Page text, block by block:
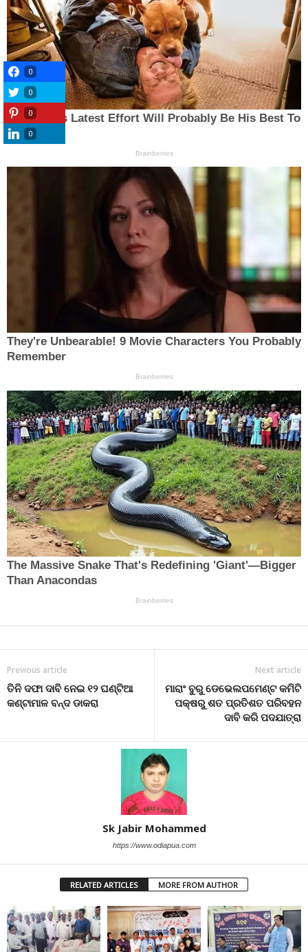
Previous article
ତିନି ଦଫା ଦାବି ନେଇ ୧୨ ଘଣ୍ଟିଆ
କଣ୍ଟାମାଳ ବନ୍ଦ ଡାକରା
Next article
ମାରାଂ ବୁରୁ ଡେଭେଲପମେଣ୍ଟ କମିଟି
ପକ୍ଷରୁ ଶତ ପ୍ରତିଶତ ପରିବହନ
ଦାବି କରି ପଦଯାତ୍ରା
Sk Jabir Mohammed
https://www.odiapua.com
RELATED ARTICLES MORE FROM AUTHOR
0
0
0
0